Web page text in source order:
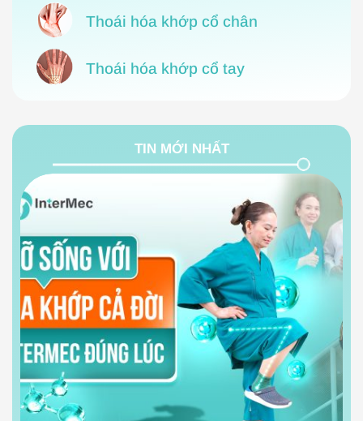
Thoái hóa khớp cổ chân
Thoái hóa khớp cổ tay
TIN MỚI NHẤT